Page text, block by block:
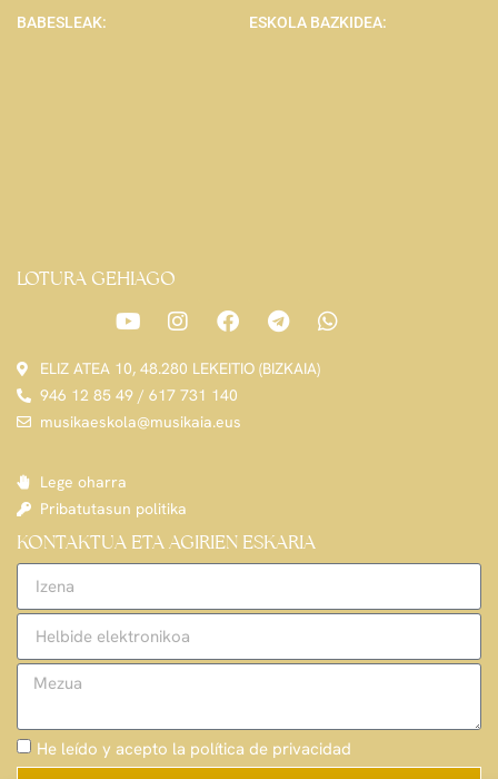
BABESLEAK: ESKOLA BAZKIDEA:
LOTURA GEHIAGO
ELIZ ATEA 10, 48.280 LEKEITIO (BIZKAIA)
946 12 85 49 / 617 731 140
musikaeskola@musikaia.eus
Lege oharra
Pribatutasun politika
KONTAKTUA ETA AGIRIEN ESKARIA
He leído y acepto la política de privacidad